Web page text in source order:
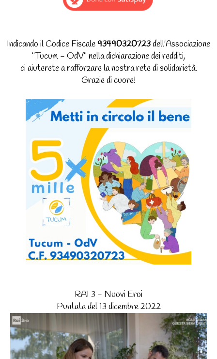
Indicando il Codice Fiscale93490320723dell'Associazione
"Tucum - OdV" nella dichiarazione dei redditi,
ci aiuterete a rafforzare la nostra rete di solidarietà.
Grazie di cuore!
RAI 3 - Nuovi Eroi
Puntata del 13 dicembre 2022